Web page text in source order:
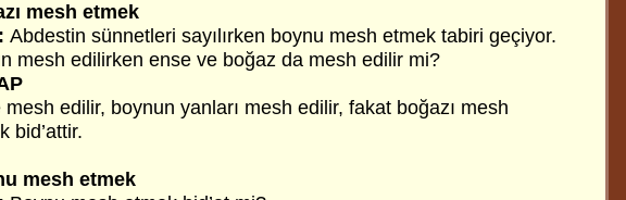
mesh etmek
Abdestin sünnetleri sayılırken boynu mesh etmek tabiri geçiyor.
mesh edilirken ense ve boğaz da mesh edilir mi?
mesh edilir, boynun yanları mesh edilir, fakat boğazı mesh
bid’attir.
mesh etmek